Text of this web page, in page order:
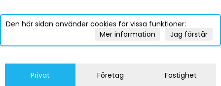
Den här sidan använder cookies för vissa funktioner:
Jag förstår
Mer information
Privat Företag Fastighet